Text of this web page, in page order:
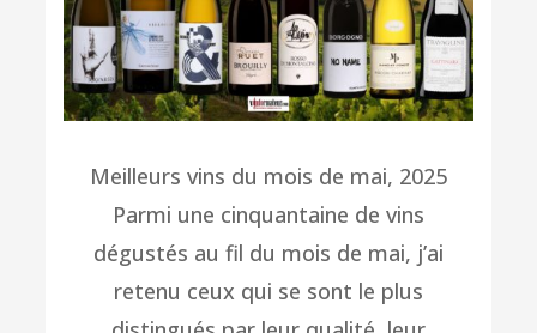
Meilleurs vins du mois de mai, 2025
Parmi une cinquantaine de vins
dégustés au fil du mois de mai, j’ai
retenu ceux qui se sont le plus